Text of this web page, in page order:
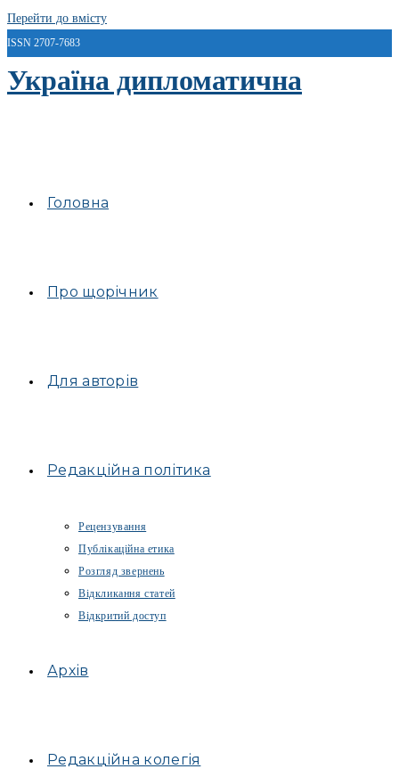
Перейти до вмісту
ISSN 2707-7683
Україна дипломатична
Головна
Про щорічник
Для авторів
Редакційна політика
Рецензування
Публікаційна етика
Розгляд звернень
Відкликання статей
Відкритий доступ
Архів
Редакційна колегія